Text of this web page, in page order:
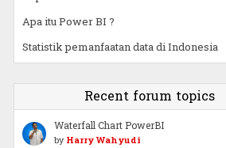
Apa itu Power BI ?
Statistik pemanfaatan data di Indonesia
Recent forum topics
Waterfall Chart PowerBI
by Harry Wahyudi